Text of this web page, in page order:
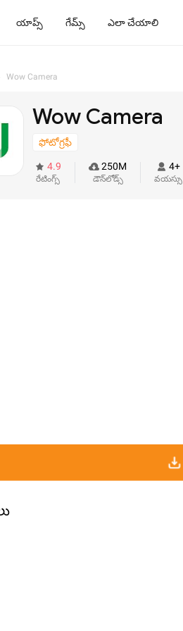
యాప్స్ గేమ్స్ ఎలా చేయాలి
Wow Camera
Wow Camera
ఫోటోగ్రఫీ
4.9
రేటింగ్స్
250M
డౌన్‌లోడ్స్
4+
వయస్సు